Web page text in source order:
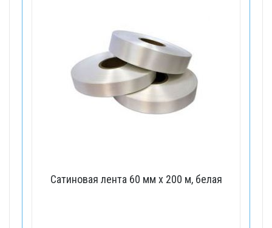
Сатиновая лента 60 мм x 200 м, белая